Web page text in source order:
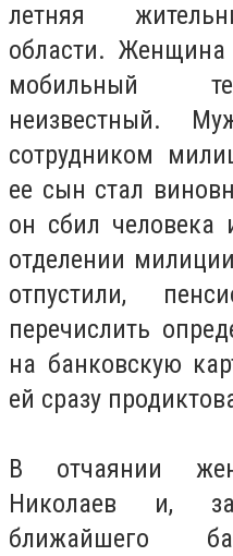
летняя
области.
мобильный
неизвестный.
сотрудником
ее сын стал
он сбил человека
отделении
отпустили,
перечислить
на банковскую
ей сразу
В отчаянии
Николаев и,
ближайшего